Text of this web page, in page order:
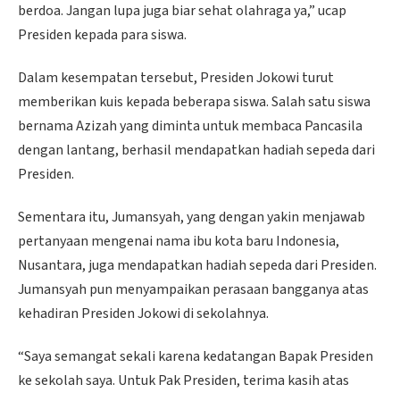
berdoa. Jangan lupa juga biar sehat olahraga ya,” ucap
Presiden kepada para siswa.
Dalam kesempatan tersebut, Presiden Jokowi turut
memberikan kuis kepada beberapa siswa. Salah satu siswa
bernama Azizah yang diminta untuk membaca Pancasila
dengan lantang, berhasil mendapatkan hadiah sepeda dari
Presiden.
Sementara itu, Jumansyah, yang dengan yakin menjawab
pertanyaan mengenai nama ibu kota baru Indonesia,
Nusantara, juga mendapatkan hadiah sepeda dari Presiden.
Jumansyah pun menyampaikan perasaan bangganya atas
kehadiran Presiden Jokowi di sekolahnya.
“Saya semangat sekali karena kedatangan Bapak Presiden
ke sekolah saya. Untuk Pak Presiden, terima kasih atas